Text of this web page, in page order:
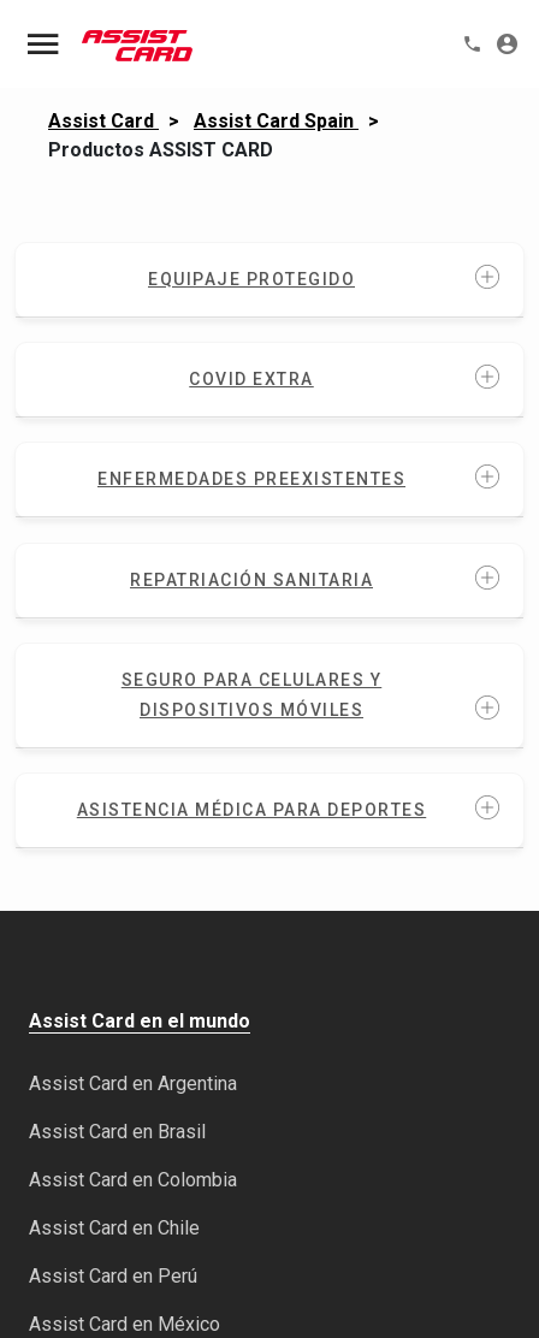
Assist Card > Assist Card Spain
>
Productos ASSIST CARD
EQUIPAJE PROTEGIDO
COVID EXTRA
ENFERMEDADES PREEXISTENTES
REPATRIACIÓN SANITARIA
SEGURO PARA CELULARES Y
DISPOSITIVOS MÓVILES
ASISTENCIA MÉDICA PARA DEPORTES
Assist Card en el mundo
Assist Card en Argentina
Assist Card en Brasil
Assist Card en Colombia
Assist Card en Chile
Assist Card en Perú
Assist Card en México